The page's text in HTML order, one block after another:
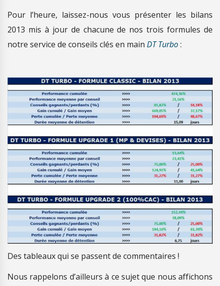
Pour l’heure, laissez-nous vous présenter les bilans
2013 mis à jour de chacune de nos trois formules de
notre service de conseils clés en main DT Turbo:
Des tableaux qui se passent de commentaires !
Nous rappelons d’ailleurs à ce sujet que nous affichons